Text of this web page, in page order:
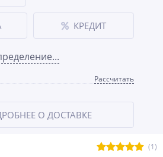
(1)
КРЕДИТ
Рассчитать
О ДОСТАВКЕ